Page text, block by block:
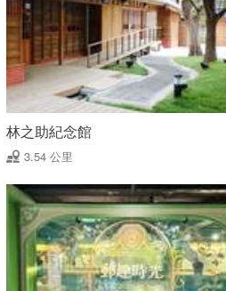
林之助紀念館
3.54 公里